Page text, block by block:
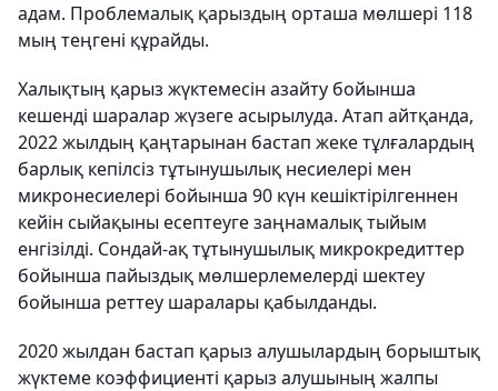
адам. Проблемалық қарыздың орташа мөлшері 118
мың теңгені құрайды.
Халықтың қарыз жүктемесін азайту бойынша
кешенді шаралар жүзеге асырылуда. Атап айтқанда,
2022 жылдың қаңтарынан бастап жеке тұлғалардың
барлық кепілсіз тұтынушылық несиелері мен
микронесиелері бойынша 90 күн кешіктірілгеннен
кейін сыйақыны есептеуге заңнамалық тыйым
енгізілді. Сондай-ақ тұтынушылық микрокредиттер
бойынша пайыздық мөлшерлемелерді шектеу
бойынша реттеу шаралары қабылданды.
2020 жылдан бастап қарыз алушылардың борыштық
жүктеме коэффициенті қарыз алушының жалпы